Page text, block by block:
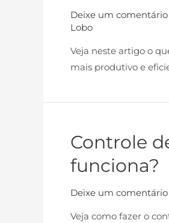
Deixe um comentário
Lobo
Veja neste artigo o
mais produtivo e
Controle
funciona?
Deixe um comentário
Veja como fazer o